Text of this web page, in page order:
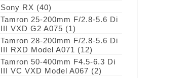
Sony RX (40)
Tamron 25-200mm F/2.8-5.6 Di
III VXD G2 A075 (1)
Tamron 28-200mm F/2.8-5.6 Di
III RXD Model A071 (12)
Tamron 50-400mm F4.5-6.3 Di
III VC VXD Model A067 (2)